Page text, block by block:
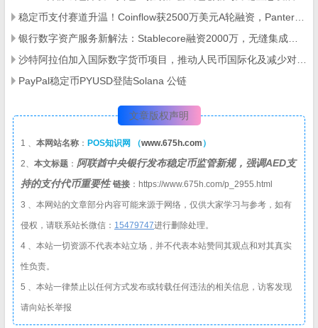
PayPal稳定币PYUSD登陆Solana 公链
文章版权声明
1 、 本网站名称 ： POS知识网 （www.675h.com ）
2、 本文标题 ： 阿联酋中央银行发布稳定币监管新规，强调AED支
持的支付代币重要性链接 ：https://www.675h.com/p_2955.html
3 、本网站的文章部分内容可能来源于网络，仅供大家学习与参考，如有
侵权，请联系站长微信： 15479747进行删除处理。
4 、本站一切资源不代表本站立场，并不代表本站赞同其观点和对其真实
性负责。
5 、本站一律禁止以任何方式发布或转载任何违法的相关信息，访客发现
请向站长举报